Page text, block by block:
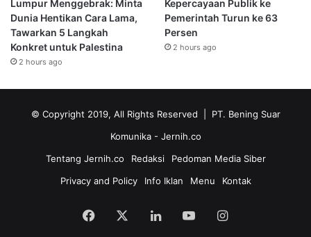
Lumpur Menggebrak: Minta
Dunia Hentikan Cara Lama,
Tawarkan 5 Langkah
Konkret untuk Palestina
2 hours ago
Kepercayaan Publik ke
Pemerintah Turun ke 63
Persen
2 hours ago
© Copyright 2019, All Rights Reserved | PT. Bening Suar
Komunika - Jernih.co
Tentang Jernih.co
Redaksi
Pedoman Media Siber
Privacy and Policy
Info Iklan Menu Kontak
Facebook LinkedInYouTubeInstagram